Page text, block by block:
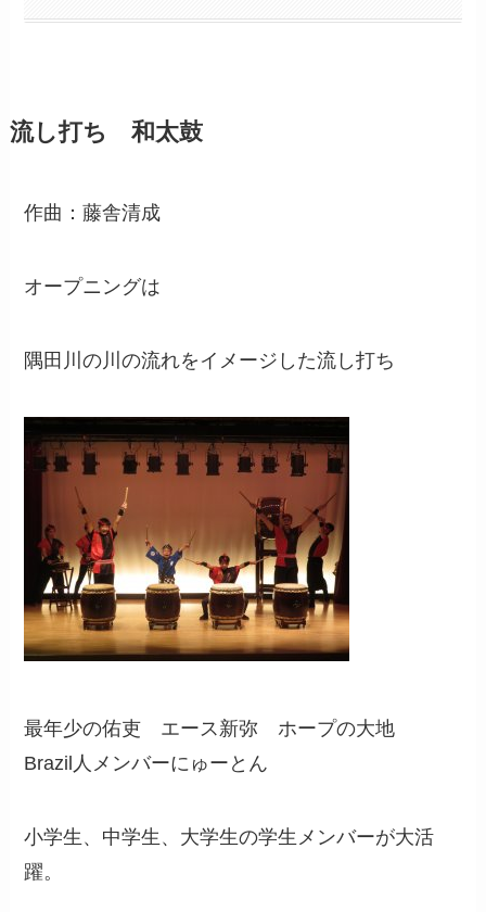
流し打ち 和太鼓
作曲：藤舎清成
オープニングは
隅田川の川の流れをイメージした流し打ち
最年少の佑吏 エース新弥 ホープの大地
Brazil人メンバーにゅーとん
小学生、中学生、大学生の学生メンバーが大活
躍。